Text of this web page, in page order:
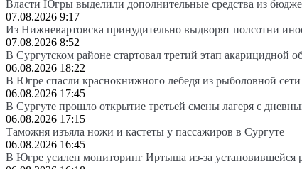
Власти Югры выделили дополнительные средства из
07.08.2026 9:17
Из Нижневартовска принудительно выдворят полсотни
07.08.2026 8:52
В Сургутском районе стартовал третий этап акарицидной
06.08.2026 18:22
В Югре спасли краснокнижного лебедя из рыболовной сети
06.08.2026 17:45
В Сургуте прошло открытие третьей смены лагеря с
06.08.2026 17:15
Таможня изъяла ножи и кастеты у пассажиров в Сургуте
06.08.2026 16:45
В Югре усилен мониторинг Иртыша из-за установившейся